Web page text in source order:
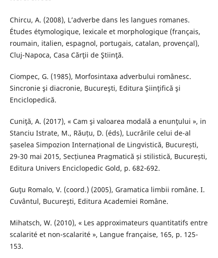
Chircu, A. (2008), L’adverbe dans les langues romanes.
Études étymologique, lexicale et morphologique (français,
roumain, italien, espagnol, portugais, catalan, provençal),
Cluj-Napoca, Casa Cărţii de Ştiinţă.
Ciompec, G. (1985), Morfosintaxa adverbului românesc.
Sincronie şi diacronie, Bucureşti, Editura Şiinţifică şi
Enciclopedică.
Cuniţă, A. (2017), « Cam şi valoarea modală a enunţului », in
Stanciu Istrate, M., Răuțu, D. (éds), Lucrările celui de-al
șaselea Simpozion Internațional de Lingvistică, București,
29-30 mai 2015, Secțiunea Pragmatică și stilistică, București,
Editura Univers Enciclopedic Gold, p. 682-692.
Guţu Romalo, V. (coord.) (2005), Gramatica limbii române. I.
Cuvântul, Bucureşti, Editura Academiei Române.
Mihatsch, W. (2010), « Les approximateurs quantitatifs entre
scalarité et non-scalarité », Langue française, 165, p. 125-
153.